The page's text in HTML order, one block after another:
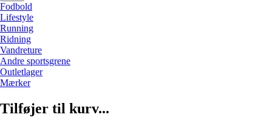
Fodbold
Lifestyle
Running
Ridning
Vandreture
Andre sportsgrene
Outletlager
Mærker
Tilføjer til kurv...